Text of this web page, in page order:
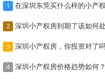
1 在深圳东莞买什么样的小产
2 深圳小产权房到期了该如何
3 深圳小产权房，你投资对了
4 深圳小产权房价格趋势如何